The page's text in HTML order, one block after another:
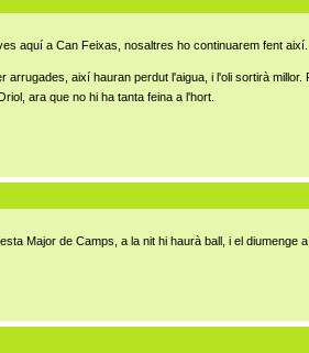
aquí a Can Feixas, nosaltres ho continuarem fent així...
així hauran perdut l'aigua, i l'oli sortirà
ara que no hi ha tanta feina a l'hort.
Major de Camps, a la nit hi haurà ball, i el diumenge a